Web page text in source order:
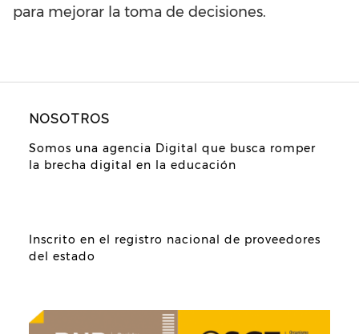
para mejorar la toma de decisiones.
NOSOTROS
Somos una agencia Digital que busca romper
la brecha digital en la educación
Inscrito en el registro nacional de proveedores
del estado